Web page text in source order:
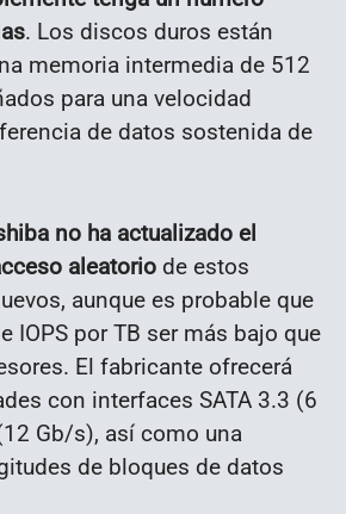
. Los discos duros están
memoria intermedia de 512
para una velocidad
de datos sostenida de
no ha actualizado el
aleatorio de estos
aunque es probable que
IOPS por TB ser más bajo que
El fabricante ofrecerá
con interfaces SATA 3.3 (6
Gb/s), así como una
de bloques de datos